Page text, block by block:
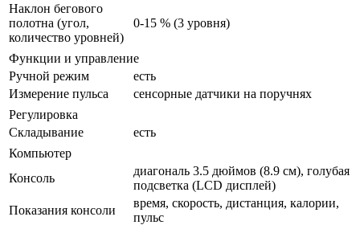
Наклон бегового
полотна (угол,
количество уровней)
0-15 % (3 уровня)
Функции и управление
Ручной режим
есть
Измерение пульса
сенсорные датчики на поручнях
Регулировка
Складывание
есть
Компьютер
Консоль
диагональ 3.5 дюймов (8.9 см), голубая
подсветка (LCD дисплей)
Показания консоли
время, скорость, дистанция, калории,
пульс